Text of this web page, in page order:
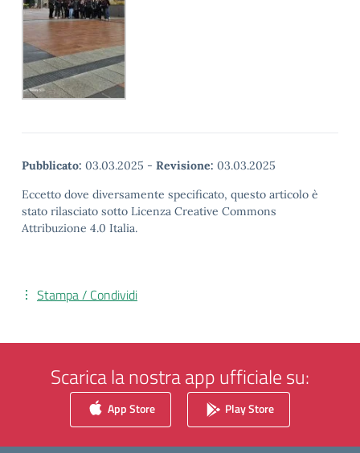
Pubblicato: 03.03.2025 - Revisione: 03.03.2025
Eccetto dove diversamente specificato, questo articolo è
stato rilasciato sotto Licenza Creative Commons
Attribuzione 4.0 Italia.
Stampa / Condividi
Scarica la nostra app ufficiale su:
App Store Play Store